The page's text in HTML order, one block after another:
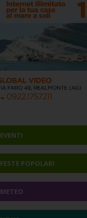
EVENTI
FESTE POPOLARI
METEO